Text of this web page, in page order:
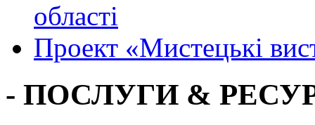
області
Проект «Мистецькі
- ПОСЛУГИ &